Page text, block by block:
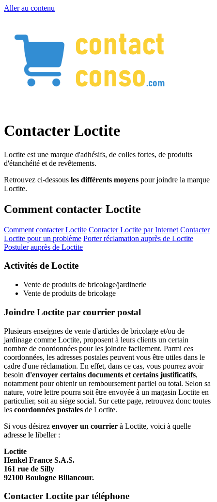
Aller au contenu
Contacter Loctite
Loctite est une marque d'adhésifs, de colles fortes, de produits
d'étanchéité et de revêtements.
Retrouvez ci-dessous les différents moyens pour joindre la marque
Loctite.
Comment contacter Loctite
Comment contacter Loctite Contacter Loctite par Internet Contacter
Loctite pour un problème Porter réclamation auprès de Loctite
Postuler auprès de Loctite
Activités de Loctite
Vente de produits de bricolage/jardinerie
Vente de produits de bricolage
Joindre Loctite par courrier postal
Plusieurs enseignes de vente d'articles de bricolage et/ou de
jardinage comme Loctite, proposent à leurs clients un certain
nombre de coordonnées pour les joindre facilement. Parmi ces
coordonnées, les adresses postales peuvent vous être utiles dans le
cadre d'une réclamation. En effet, dans ce cas, vous pourrez avoir
besoin d'envoyer certains documents et certains justificatifs,
notamment pour obtenir un remboursement partiel ou total. Selon sa
nature, votre lettre pourra soit être envoyée à un magasin Loctite en
particulier, soit au siège social. Sur cette page, retrouvez donc toutes
les coordonnées postales de Loctite.
Si vous désirez envoyer un courrier à Loctite, voici à quelle
adresse le libeller :
Loctite
Henkel France S.A.S.
161 rue de Silly
92100 Boulogne Billancour.
Contacter Loctite par téléphone